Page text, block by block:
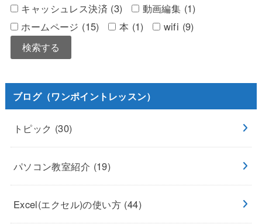
キャッシュレス決済 (3)
動画編集 (1)
ホームページ (15)
本 (1) wifi (9)
ブログ（ワンポイントレッスン）
トピック (30)
パソコン教室紹介 (19)
Excel(エクセル)の使い方 (44)